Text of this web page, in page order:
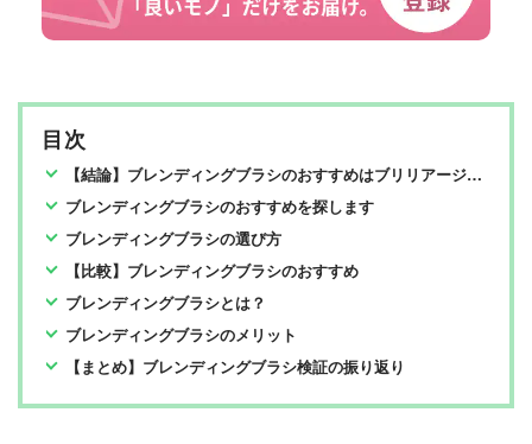
目次
【結論】ブレンディングブラシのおすすめはブリリアージュ【LDKが検証】
ブレンディングブラシのおすすめを探します
ブレンディングブラシの選び方
【比較】ブレンディングブラシのおすすめ
ブレンディングブラシとは？
ブレンディングブラシのメリット
【まとめ】ブレンディングブラシ検証の振り返り